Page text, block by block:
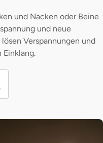
und Nacken oder Beine
und neue
Verspannungen und